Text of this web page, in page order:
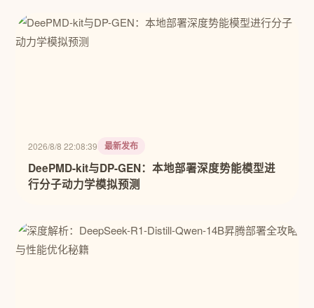
2026/8/8 22:08:39 最新发布
DeePMD-kit与DP-GEN：本地部署深度势能模型进
行分子动力学模拟预测